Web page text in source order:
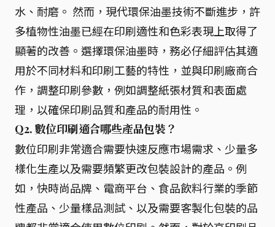
水、耐磨。 然而，現代環保油墨技術不斷進步，許
多植物性油墨已經在印刷適性和色彩表現上取得了
顯著的改善。選擇環保油墨時，務必仔細評估其適
用於不同材料和印刷工藝的特性，並與印刷廠商合
作，調整印刷參數，例如調整紙張材質和表面處
理，以確保印刷品質和產品的耐用性。
Q2. 數位印刷適合哪些產品包裝？
數位印刷非常適合需要快速反應市場需求、少量多
樣化生產以及需要頻繁更改包裝設計的產品。例
如，快時尚品牌、電商平台、食品飲料行業的季節
性產品、少量樣品測試、以及需要客製化包裝的品